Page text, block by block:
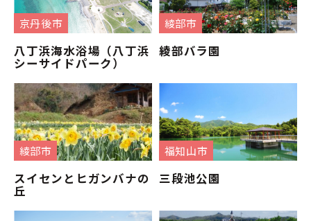
京丹後市
八丁浜海水浴場（八丁浜
シーサイドパーク）
綾部市
綾部バラ園
綾部市
スイセンとヒガンバナの
丘
福知山市
三段池公園